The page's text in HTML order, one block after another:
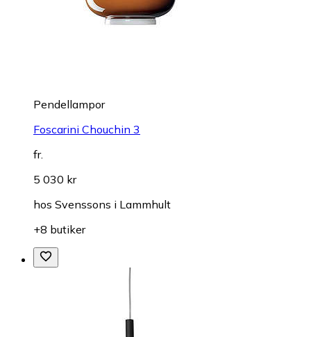
Pendellampor
Foscarini Chouchin 3
fr.
5 030 kr
hos Svenssons i Lammhult
+8 butiker